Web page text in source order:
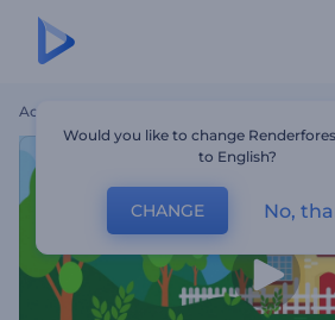
Accueil Promotion Créative Du
Would you like to change
to English?
CHANGE No,